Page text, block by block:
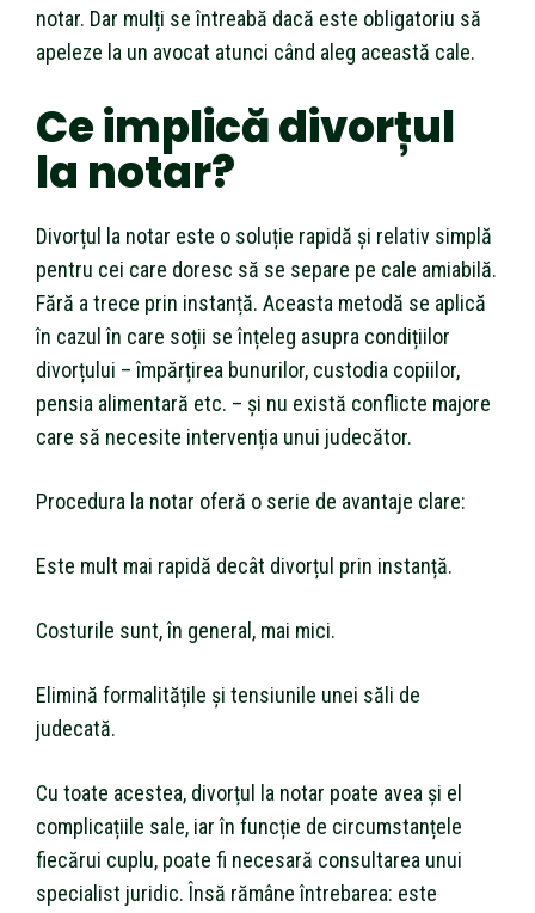
notar. Dar mulți se întreabă dacă este obligatoriu să
apeleze la un avocat atunci când aleg această cale.
Ce implică divorțul
la notar?
Divorțul la notar este o soluție rapidă și relativ simplă
pentru cei care doresc să se separe pe cale amiabilă.
Fără a trece prin instanță. Aceasta metodă se aplică
în cazul în care soții se înțeleg asupra condițiilor
divorțului – împărțirea bunurilor, custodia copiilor,
pensia alimentară etc. – și nu există conflicte majore
care să necesite intervenția unui judecător.
Procedura la notar oferă o serie de avantaje clare:
Este mult mai rapidă decât divorțul prin instanță.
Costurile sunt, în general, mai mici.
Elimină formalitățile și tensiunile unei săli de
judecată.
Cu toate acestea, divorțul la notar poate avea și el
complicațiile sale, iar în funcție de circumstanțele
fiecărui cuplu, poate fi necesară consultarea unui
specialist juridic. Însă rămâne întrebarea: este